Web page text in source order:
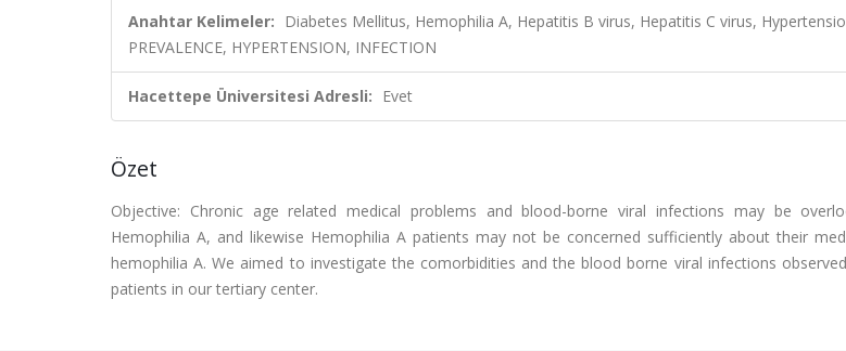
Anahtar Kelimeler: Diabetes Mellitus, Hemophilia A, Hepatitis B virus, Hepatitis C virus,
PREVALENCE, HYPERTENSION, INFECTION
Hacettepe Üniversitesi Adresli: Evet
Özet
Objective: Chronic age related medical problems and blood-borne viral infections may be
Hemophilia A, and likewise Hemophilia A patients may not be concerned sufficiently about their
hemophilia A. We aimed to investigate the comorbidities and the blood borne viral infections
patients in our tertiary center.